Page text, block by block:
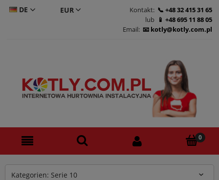
DE Kontakt:
+48 32 415 31 65
lub
+48 695 11 88 05
Email:
kotly@kotly.com.pl
Kategorien: Serie 10